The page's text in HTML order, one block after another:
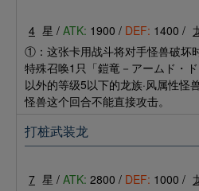
4 星 / ATK: 1900 / DEF: 1400 /
①：这张卡用战斗将对手怪兽破坏
特殊召唤1只「鎧竜－アームド・
以外的等级5以下的龙族·风属性怪
怪兽这个回合不能直接攻击。
打桩武装龙
7 星 / ATK: 2800 / DEF: 1000 /